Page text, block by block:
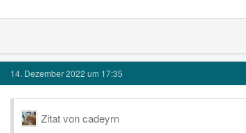
14. Dezember 2022 um 17:35
Zitat von cadeyrn